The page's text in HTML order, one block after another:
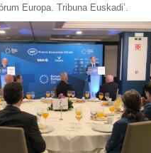
Europa. Tribuna Euskadi’.